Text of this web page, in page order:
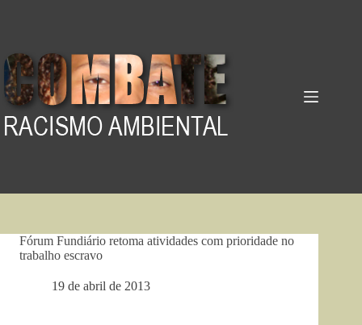
Fórum Fundiário retoma atividades com prioridade no
trabalho escravo
19 de abril de 2013